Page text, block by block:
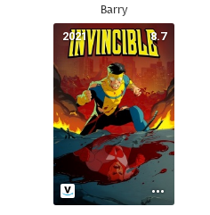
Barry
8.7
2021